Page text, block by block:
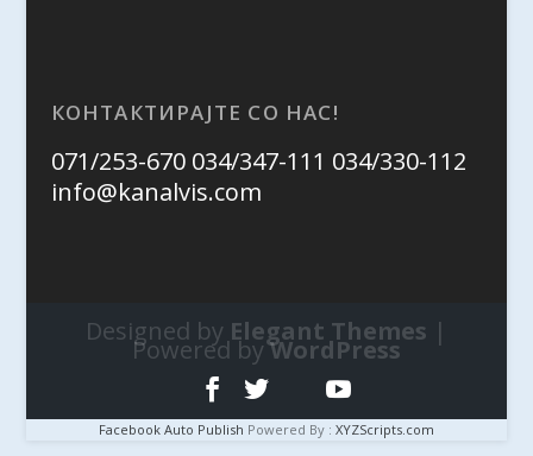
КОНТАКТИРАЈТЕ СО НАС!
071/253-670 034/347-111 034/330-112
info@kanalvis.com
Designed by Elegant Themes |
Powered byWordPress
Facebook Auto Publish Powered By : XYZScripts.com